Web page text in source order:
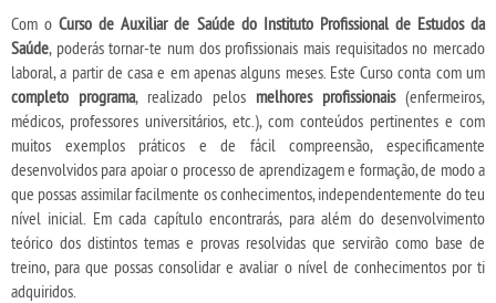
Com oCurso de Auxiliar de Saúde do Instituto Profissional de Estudos da
Saúde, poderás tornar-te num dos profissionais mais requisitados no mercado
laboral, a partir de casa e em apenas alguns meses. Este Curso conta com um
completo programa, realizado pelos melhores profissionais(enfermeiros,
médicos, professores universitários, etc.), com conteúdos pertinentes e com
muitos exemplos práticos e de fácil compreensão, especificamente
desenvolvidos para apoiar o processo de aprendizagem e formação, de modo a
que possas assimilar facilmente os conhecimentos, independentemente do teu
nível inicial. Em cada capítulo encontrarás, para além do desenvolvimento
teórico dos distintos temas e provas resolvidas que servirão como base de
treino, para que possas consolidar e avaliar o nível de conhecimentos por ti
adquiridos.